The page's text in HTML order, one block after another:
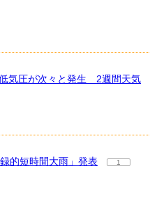
気圧が次々と発生 2週間天気
的短時間大雨」発表 1